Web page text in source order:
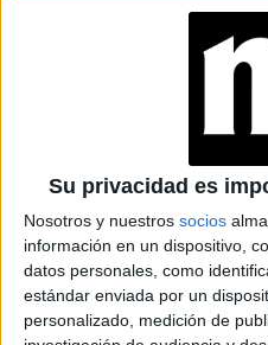
Su privacidad es
Nosotros y nuestros socios
información en un dispositivo,
datos personales, como
estándar enviada por un
personalizado, medición de